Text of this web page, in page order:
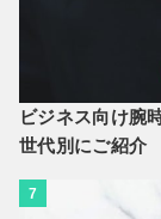
ビジネス向け腕
世代別にご紹介
7